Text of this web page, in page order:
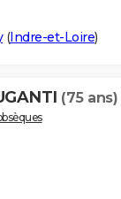
(Indre-et-Loire)
(75 ans)